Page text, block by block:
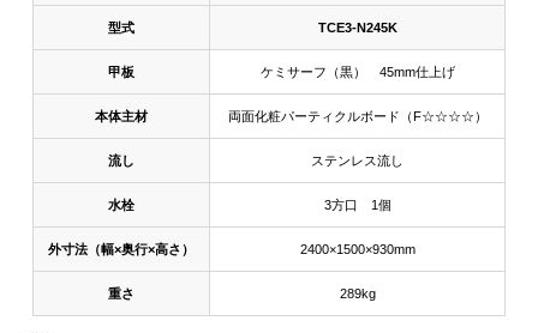
型式 TCE3-N245K
甲板 ケミサーフ（黒） 45mm仕上げ
本体主材 両面化粧パーティクルボード（F☆☆☆☆）
流し ステンレス流し
水栓 3方口 1個
外寸法（幅×奥行×高さ） 2400×1500×930mm
重さ 289kg